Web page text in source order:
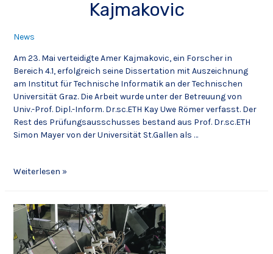
Kajmakovic
News
Am 23. Mai verteidigte Amer Kajmakovic, ein Forscher in
Bereich 4.1, erfolgreich seine Dissertation mit Auszeichnung
am Institut für Technische Informatik an der Technischen
Universität Graz. Die Arbeit wurde unter der Betreuung von
Univ.-Prof. Dipl.-Inform. Dr.sc.ETH Kay Uwe Römer verfasst. Der
Rest des Prüfungsausschusses bestand aus Prof. Dr.sc.ETH
Simon Mayer von der Universität St.Gallen als …
Weiterlesen »